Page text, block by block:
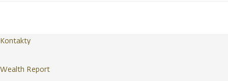
Kontakty
Wealth Report